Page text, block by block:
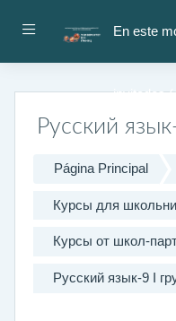
Panel lateral En este
invitados (
Русский
Página Principal
Курсы для
Курсы от школ-
Русский язык-9 I